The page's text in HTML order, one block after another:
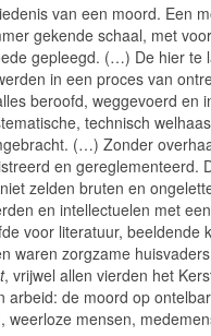
van een moord. Een
gekende schaal, met
gepleegd. (…) De hier te
in een proces van
beroofd, weggevoerd en
technisch
(…) Zonder
en gereglementeerd.
zelden bruten en
en intellectuelen met een
voor literatuur, beeldende
waren zorgzame
, vrijwel allen vierden het
arbeid: de moord op
weerloze mensen,